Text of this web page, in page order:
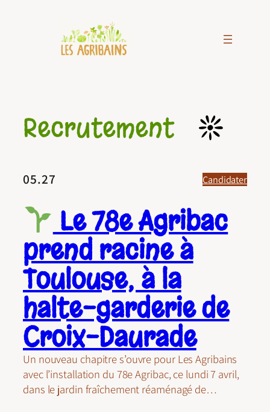
Recrutement
05.27 Candidater
Le 78e Agribac
prend racine à
Toulouse, à la
halte-garderie de
Croix-Daurade
Un nouveau chapitre s’ouvre pour Les Agribains
avec l’installation du 78e Agribac, ce lundi 7 avril,
dans le jardin fraîchement réaménagé de…